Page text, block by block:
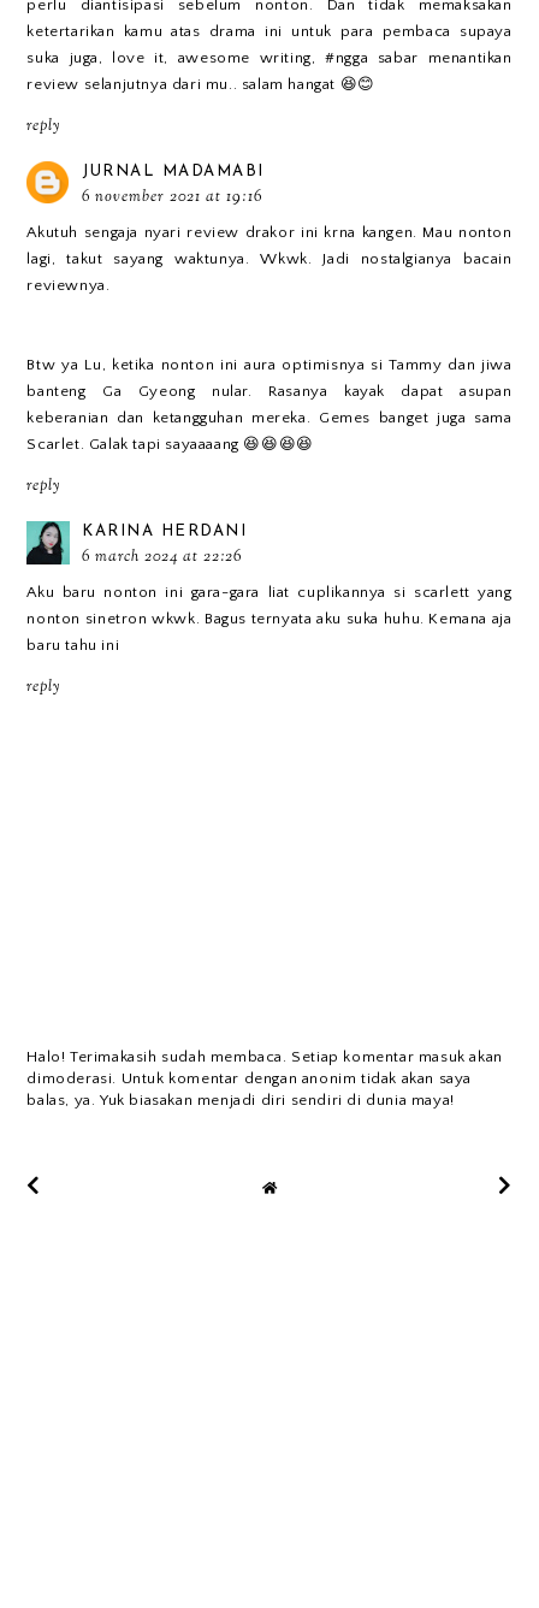
perlu diantisipasi sebelum nonton. Dan tidak memaksakan
ketertarikan kamu atas drama ini untuk para pembaca supaya
suka juga, love it, awesome writing, #ngga sabar menantikan
review selanjutnya dari mu.. salam hangat 😆😊
reply
JURNAL MADAMABI
6 november 2021 at 19:16
Akutuh sengaja nyari review drakor ini krna kangen. Mau nonton
lagi, takut sayang waktunya. Wkwk. Jadi nostalgianya bacain
reviewnya.
Btw ya Lu, ketika nonton ini aura optimisnya si Tammy dan jiwa
banteng Ga Gyeong nular. Rasanya kayak dapat asupan
keberanian dan ketangguhan mereka. Gemes banget juga sama
Scarlet. Galak tapi sayaaaang 😆😆😆😆
reply
KARINA HERDANI
6 march 2024 at 22:26
Aku baru nonton ini gara-gara liat cuplikannya si scarlett yang
nonton sinetron wkwk. Bagus ternyata aku suka huhu. Kemana aja
baru tahu ini
reply
Halo! Terimakasih sudah membaca. Setiap komentar masuk akan
dimoderasi. Untuk komentar dengan anonim tidak akan saya
balas, ya. Yuk biasakan menjadi diri sendiri di dunia maya!